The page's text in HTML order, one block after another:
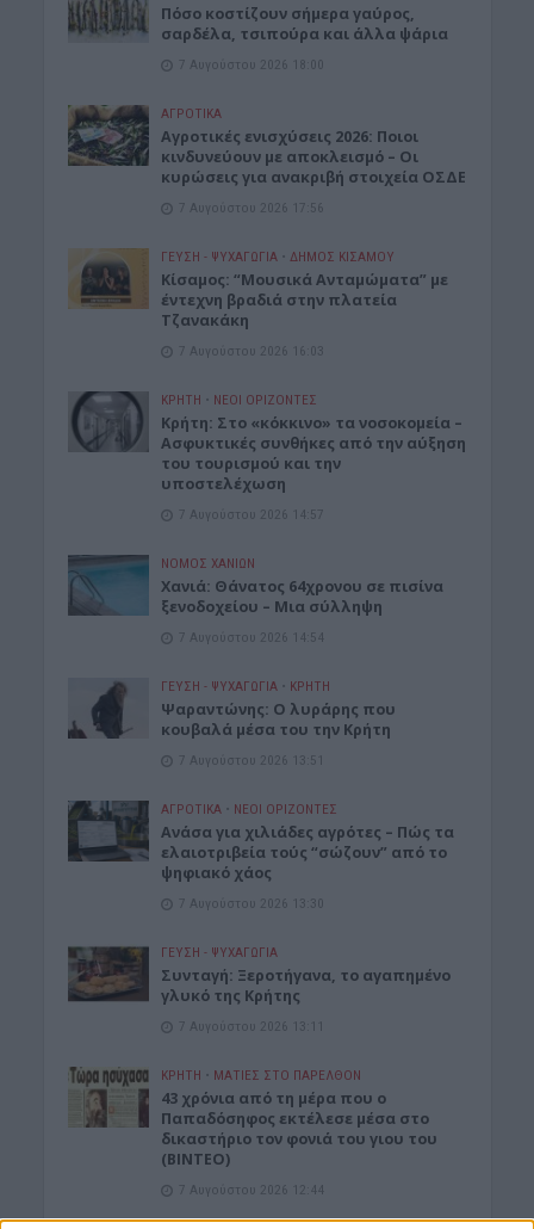
Πόσο κοστίζουν σήμερα γαύρος,
σαρδέλα, τσιπούρα και άλλα ψάρια
7 Αυγούστου 2026 18:00
ΑΓΡΟΤΙΚΑ
Αγροτικές ενισχύσεις 2026: Ποιοι
κινδυνεύουν με αποκλεισμό – Οι
κυρώσεις για ανακριβή στοιχεία ΟΣΔΕ
7 Αυγούστου 2026 17:56
ΓΕΎΣΗ - ΨΥΧΑΓΩΓΊΑ • ΔΉΜΟΣ ΚΙΣΆΜΟΥ
Κίσαμος: “Μουσικά Ανταμώματα” με
έντεχνη βραδιά στην πλατεία
Τζανακάκη
7 Αυγούστου 2026 16:03
ΚΡΗΤΗ • ΝΕΟΙ ΟΡΙΖΟΝΤΕΣ
Κρήτη: Στο «κόκκινο» τα νοσοκομεία –
Ασφυκτικές συνθήκες από την αύξηση
του τουρισμού και την
υποστελέχωση
7 Αυγούστου 2026 14:57
ΝΟΜΌΣ ΧΑΝΊΩΝ
Χανιά: Θάνατος 64χρονου σε πισίνα
ξενοδοχείου – Μια σύλληψη
7 Αυγούστου 2026 14:54
ΓΕΎΣΗ - ΨΥΧΑΓΩΓΊΑ • ΚΡΗΤΗ
Ψαραντώνης: Ο λυράρης που
κουβαλά μέσα του την Κρήτη
7 Αυγούστου 2026 13:51
ΑΓΡΟΤΙΚΑ • ΝΕΟΙ ΟΡΙΖΟΝΤΕΣ
Ανάσα για χιλιάδες αγρότες – Πώς τα
ελαιοτριβεία τούς “σώζουν” από το
ψηφιακό χάος
7 Αυγούστου 2026 13:30
ΓΕΎΣΗ - ΨΥΧΑΓΩΓΊΑ
Συνταγή: Ξεροτήγανα, το αγαπημένο
γλυκό της Κρήτης
7 Αυγούστου 2026 13:11
ΚΡΗΤΗ • ΜΑΤΙΕΣ ΣΤΟ ΠΑΡΕΛΘΟΝ
43 χρόνια από τη μέρα που ο
Παπαδόσηφος εκτέλεσε μέσα στο
δικαστήριο τον φονιά του γιου του
(ΒΙΝΤΕΟ)
7 Αυγούστου 2026 12:44